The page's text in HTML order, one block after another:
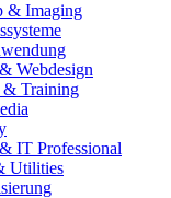
& Imaging
Webdesign
& Training
IT Professional
Utilities